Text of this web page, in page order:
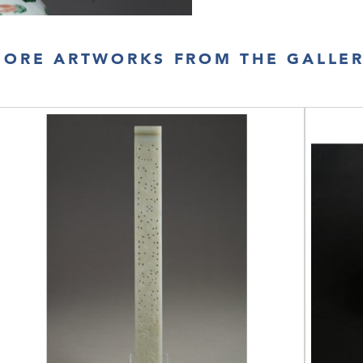
ARTWORKS FROM THE